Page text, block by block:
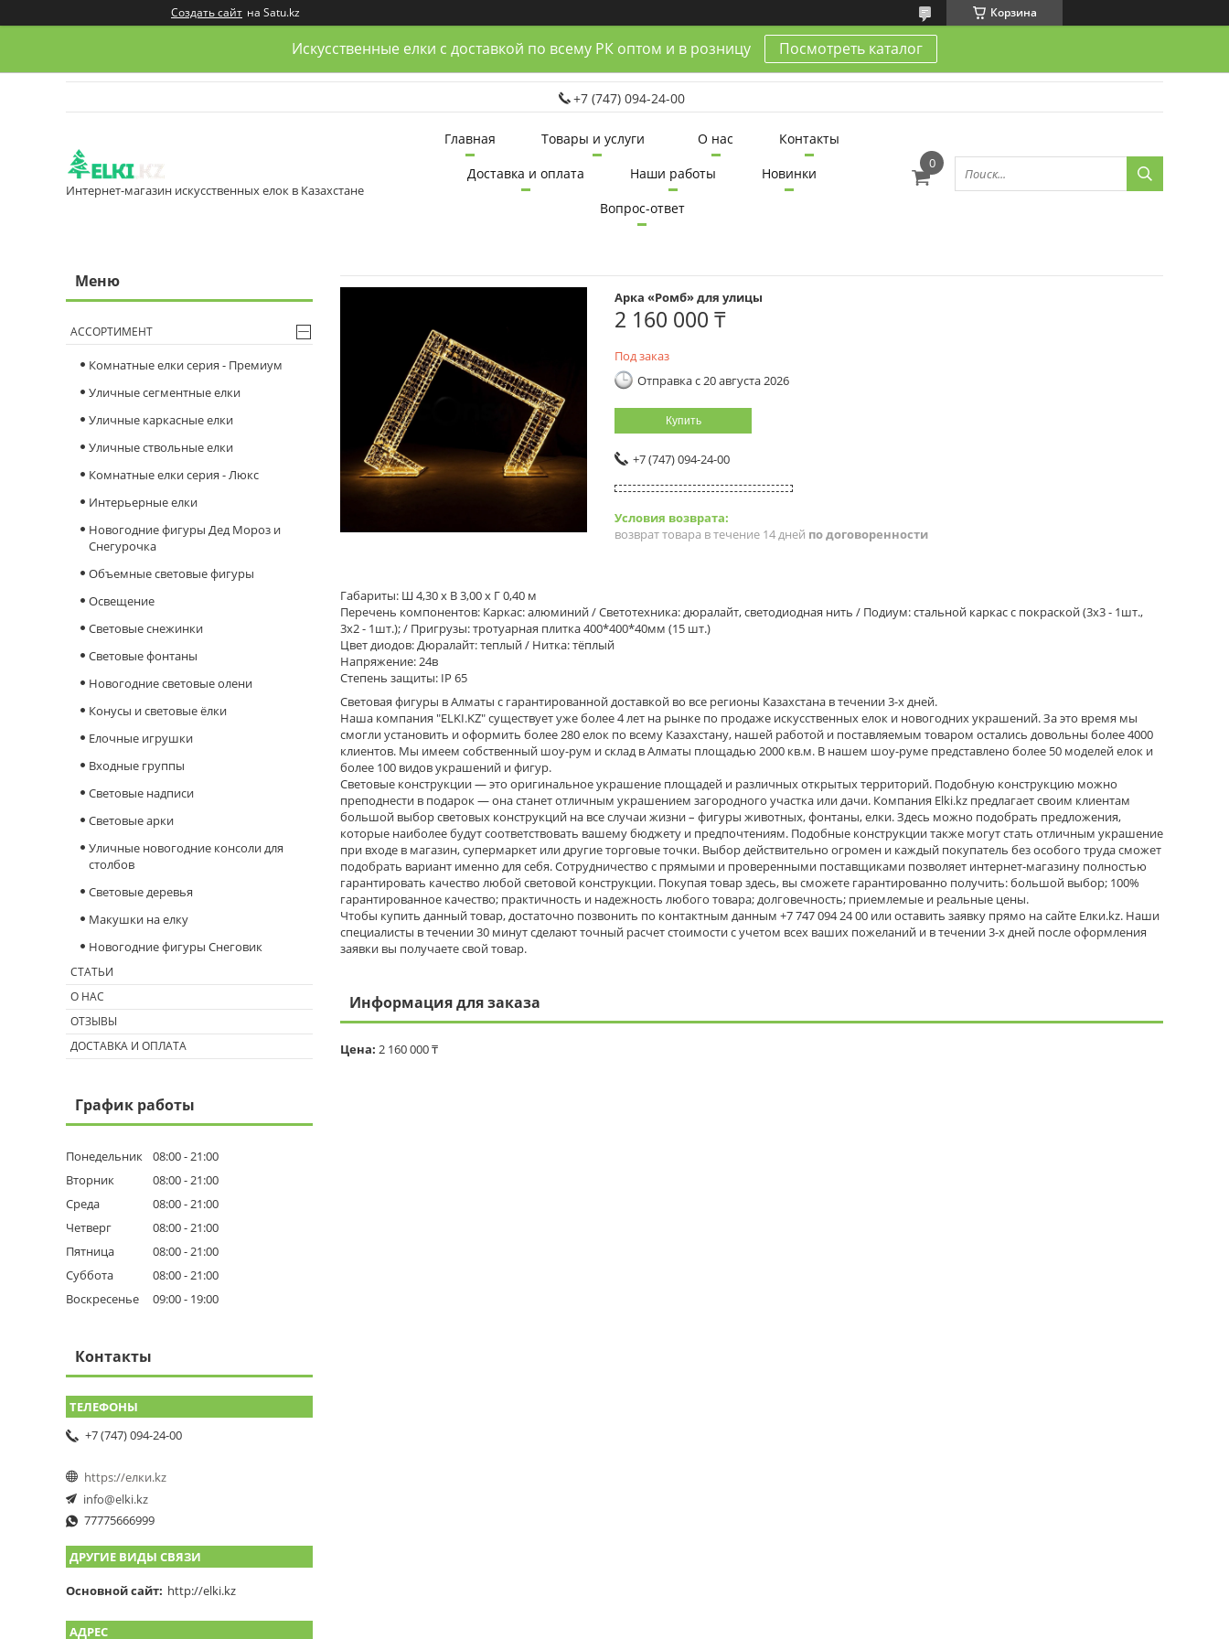
Создать сайт на Satu.kz Корзина
Искусственные елки с доставкой по всему РК оптом и в розницу Посмотреть каталог
+7 (747) 094-24-00
Интернет-магазин искусственных елок в Казахстане
Главная Товары и услуги О нас
Контакты
Доставка и оплата
Наши работы
Новинки
Вопрос-ответ
Арка «Ромб» для улицы
2 160 000 ₸
Под заказ
Отправка с 20 августа 2026
Купить
+7 (747) 094-24-00
возврат товара в течение 14 дней по договоренности
Габариты: Ш 4,30 x В 3,00 x Г 0,40 м
Перечень компонентов: Каркас: алюминий / Светотехника: дюралайт, светодиодная нить / Подиум: стальной каркас с покраской (3x3 - 1шт.,
3x2 - 1шт.); / Пригрузы: тротуарная плитка 400*400*40мм (15 шт.)
Цвет диодов: Дюралайт: теплый / Нитка: тёплый
Напряжение: 24в
Степень защиты: IP 65
Световая фигуры в Алматы с гарантированной доставкой во все регионы Казахстана в течении 3-х дней.
Наша компания "ELKI.KZ" существует уже более 4 лет на рынке по продаже искусственных елок и новогодних украшений. За это время мы
смогли установить и оформить более 280 елок по всему Казахстану, нашей работой и поставляемым товаром остались довольны более 4000
клиентов. Мы имеем собственный шоу-рум и склад в Алматы площадью 2000 кв.м. В нашем шоу-руме представлено более 50 моделей елок и
более 100 видов украшений и фигур.
Световые конструкции — это оригинальное украшение площадей и различных открытых территорий. Подобную конструкцию можно
преподнести в подарок — она станет отличным украшением загородного участка или дачи. Компания Elki.kz предлагает своим клиентам
большой выбор световых конструкций на все случаи жизни – фигуры животных, фонтаны, елки. Здесь можно подобрать предложения,
которые наиболее будут соответствовать вашему бюджету и предпочтениям. Подобные конструкции также могут стать отличным украшение
при входе в магазин, супермаркет или другие торговые точки. Выбор действительно огромен и каждый покупатель без особого труда сможет
подобрать вариант именно для себя. Сотрудничество с прямыми и проверенными поставщиками позволяет интернет-магазину полностью
гарантировать качество любой световой конструкции. Покупая товар здесь, вы сможете гарантированно получить: большой выбор; 100%
гарантированное качество; практичность и надежность любого товара; долговечность; приемлемые и реальные цены.
Чтобы купить данный товар, достаточно позвонить по контактным данным +7 747 094 24 00 или оставить заявку прямо на сайте Елки.kz. Наши
специалисты в течении 30 минут сделают точный расчет стоимости с учетом всех ваших пожеланий и в течении 3-х дней после оформления
заявки вы получаете свой товар.
Информация для заказа
Цена: 2 160 000 ₸
АССОРТИМЕНТ
Комнатные елки серия - Премиум
Уличные сегментные елки
Уличные каркасные елки
Уличные ствольные елки
Комнатные елки серия - Люкс
Интерьерные елки
Новогодние фигуры Дед Мороз и
Снегурочка
Объемные световые фигуры
Освещение
Cветовые снежинки
Световые фонтаны
Новогодние световые олени
Конусы и световые ёлки
Елочные игрушки
Входные группы
Световые надписи
Световые арки
Уличные новогодние консоли для
столбов
Световые деревья
Макушки на елку
Новогодние фигуры Снеговик
СТАТЬИ
О НАС
ОТЗЫВЫ
ДОСТАВКА И ОПЛАТА
График работы
Понедельник 08:00 21:00
Вторник
08:00 21:00
Среда
08:00 21:00
Четверг
08:00 21:00
Пятница
08:00 21:00
Суббота
08:00 21:00
Воскресенье
09:00 19:00
Контакты
+7 (747) 094-24-00
https://елки.kz
info@elki.kz
77775666999
ДРУГИЕ ВИДЫ СВЯЗИ
Основной сайт http://elki.kz